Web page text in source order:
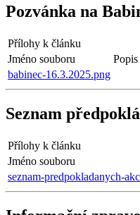
Pozvánka na
Přílohy k článku
Jméno souboru
Popis
babinec-16.3.2025.png
Seznam
Přílohy k článku
Jméno souboru
seznam-predpokladanych-